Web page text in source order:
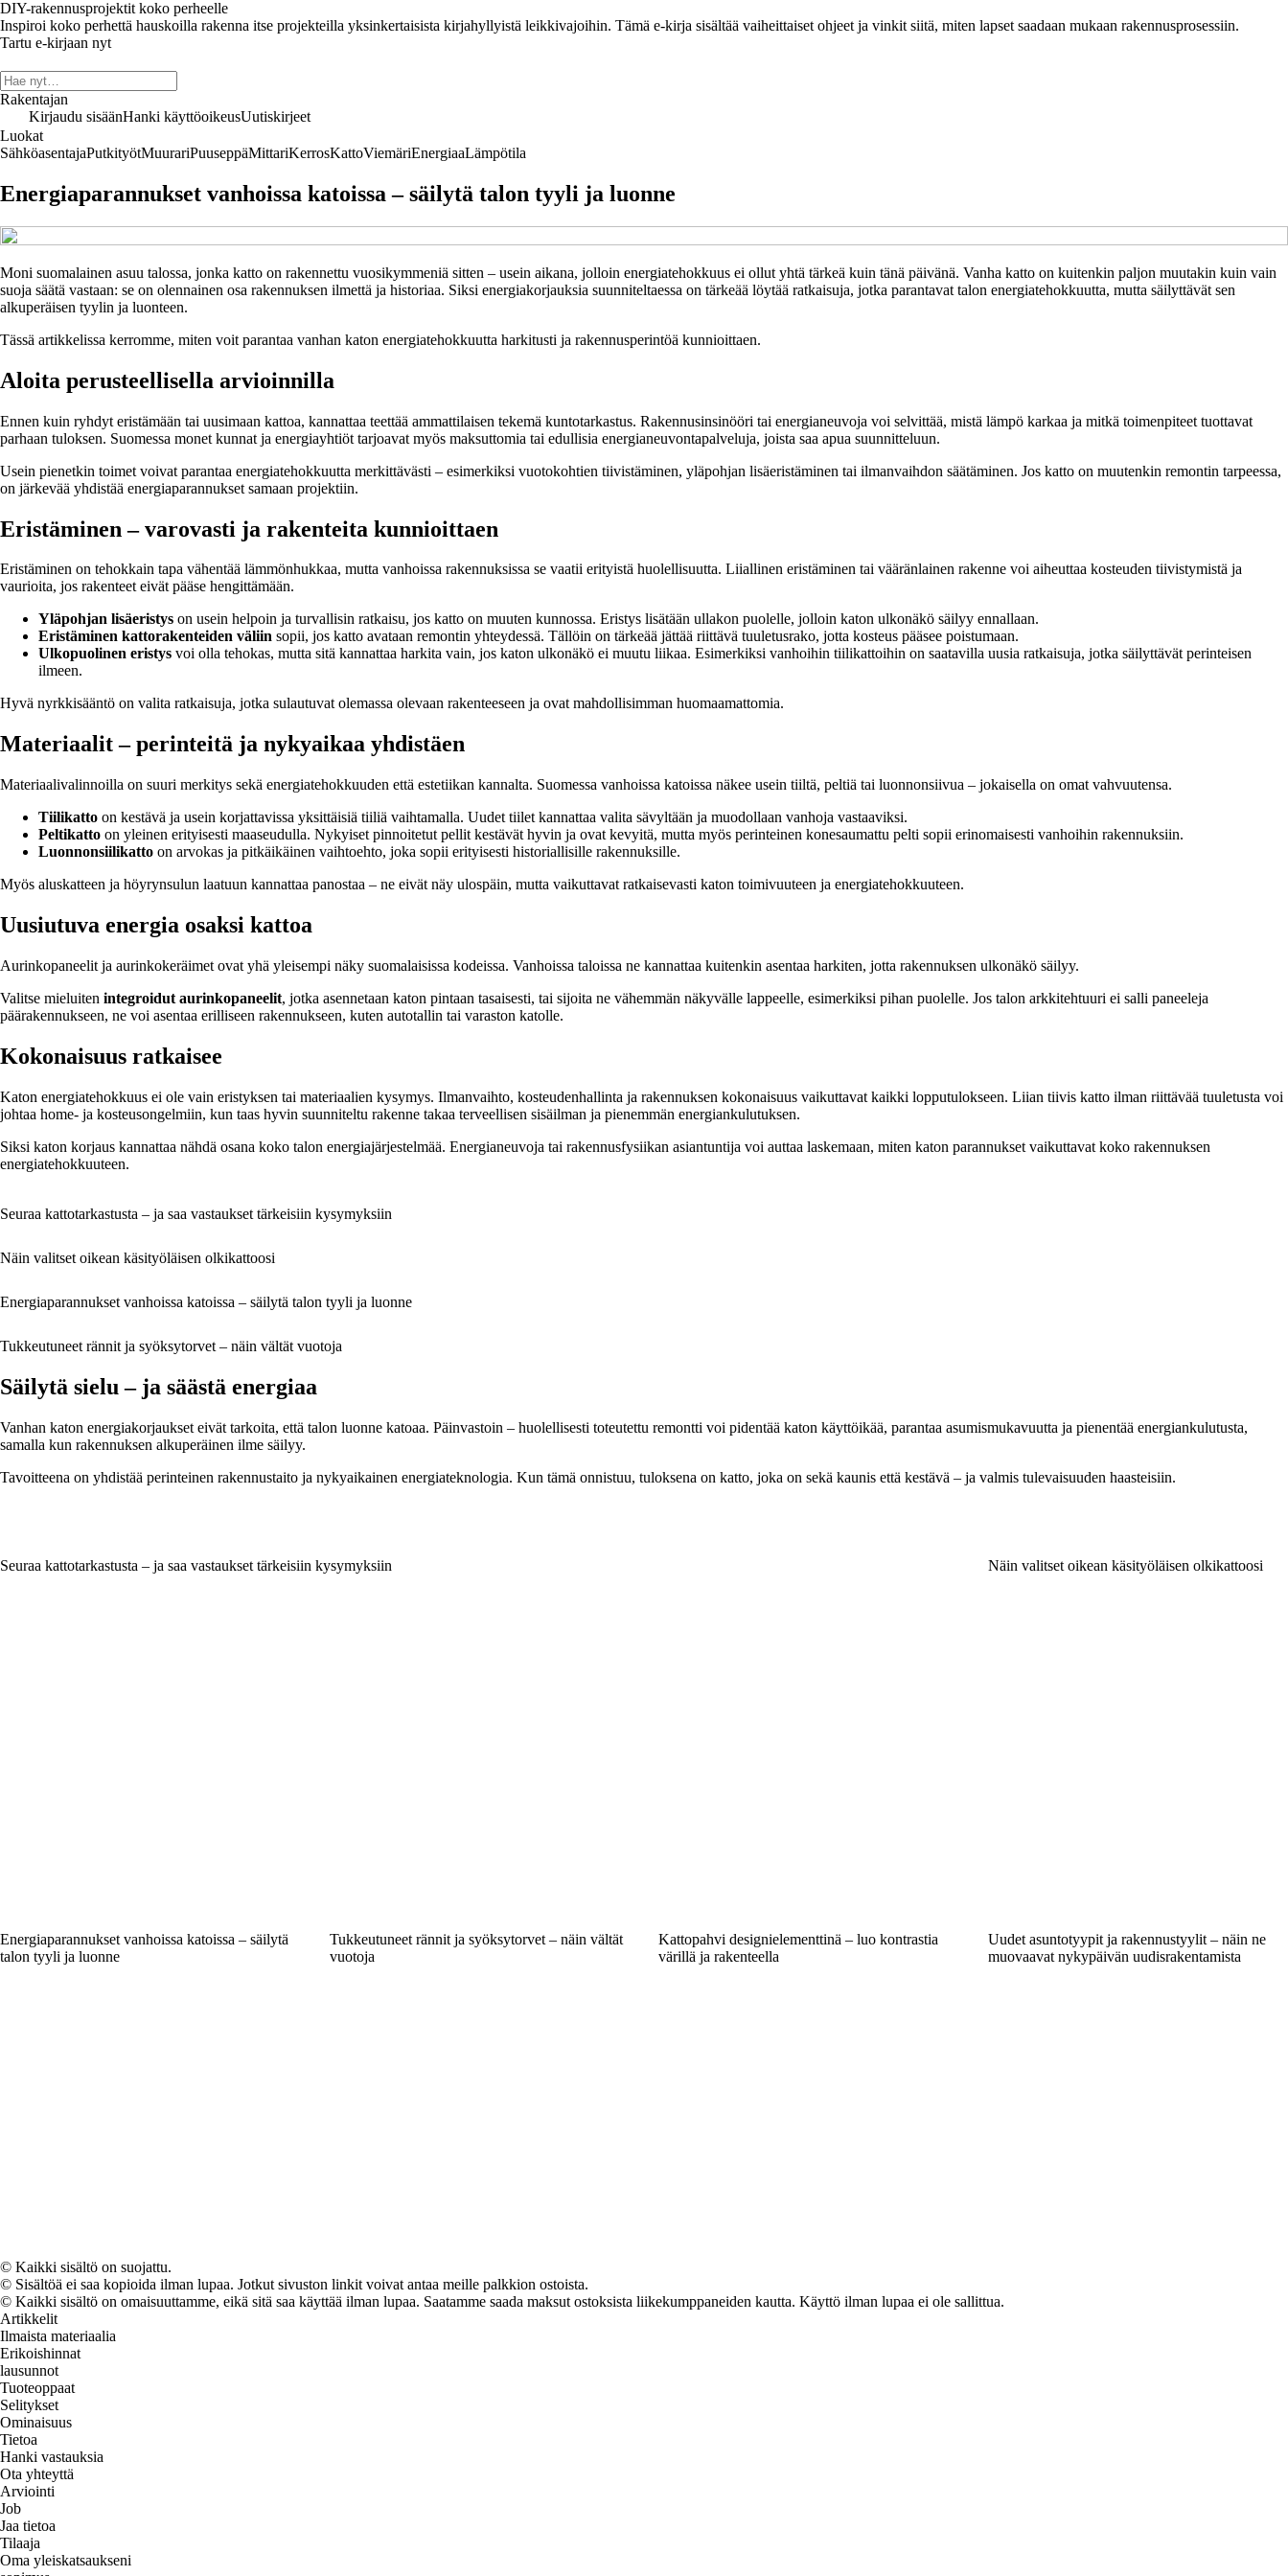
DIY-rakennusprojektit koko perheelle
Inspiroi koko perhettä hauskoilla rakenna itse projekteilla yksinkertaisista kirjahyllyistä leikkivajoihin. Tämä e-kirja sisältää vaiheittaiset ohjeet ja vinkit siitä, miten lapset saadaan mukaan rakennusprosessiin.
Tartu e-kirjaan nyt
Rakentajan
Kirjaudu sisäänHanki käyttöoikeusUutiskirjeet
Luokat
SähköasentajaPutkityötMuurariPuuseppäMittariKerrosKattoViemäriEnergiaaLämpötila
Energiaparannukset vanhoissa katoissa – säilytä talon tyyli ja luonne
Moni suomalainen asuu talossa, jonka katto on rakennettu vuosikymmeniä sitten – usein aikana, jolloin energiatehokkuus ei ollut yhtä tärkeä kuin tänä päivänä. Vanha katto on kuitenkin paljon muutakin kuin vain
suoja säätä vastaan: se on olennainen osa rakennuksen ilmettä ja historiaa. Siksi energiakorjauksia suunniteltaessa on tärkeää löytää ratkaisuja, jotka parantavat talon energiatehokkuutta, mutta säilyttävät sen
alkuperäisen tyylin ja luonteen.
Tässä artikkelissa kerromme, miten voit parantaa vanhan katon energiatehokkuutta harkitusti ja rakennusperintöä kunnioittaen.
Aloita perusteellisella arvioinnilla
Ennen kuin ryhdyt eristämään tai uusimaan kattoa, kannattaa teettää ammattilaisen tekemä kuntotarkastus. Rakennusinsinööri tai energianeuvoja voi selvittää, mistä lämpö karkaa ja mitkä toimenpiteet tuottavat
parhaan tuloksen. Suomessa monet kunnat ja energiayhtiöt tarjoavat myös maksuttomia tai edullisia energianeuvontapalveluja, joista saa apua suunnitteluun.
Usein pienetkin toimet voivat parantaa energiatehokkuutta merkittävästi – esimerkiksi vuotokohtien tiivistäminen, yläpohjan lisäeristäminen tai ilmanvaihdon säätäminen. Jos katto on muutenkin remontin tarpeessa,
on järkevää yhdistää energiaparannukset samaan projektiin.
Eristäminen – varovasti ja rakenteita kunnioittaen
Eristäminen on tehokkain tapa vähentää lämmönhukkaa, mutta vanhoissa rakennuksissa se vaatii erityistä huolellisuutta. Liiallinen eristäminen tai vääränlainen rakenne voi aiheuttaa kosteuden tiivistymistä ja
vaurioita, jos rakenteet eivät pääse hengittämään.
Yläpohjan lisäeristys on usein helpoin ja turvallisin ratkaisu, jos katto on muuten kunnossa. Eristys lisätään ullakon puolelle, jolloin katon ulkonäkö säilyy ennallaan.
Eristäminen kattorakenteiden väliin sopii, jos katto avataan remontin yhteydessä. Tällöin on tärkeää jättää riittävä tuuletusrako, jotta kosteus pääsee poistumaan.
Ulkopuolinen eristys voi olla tehokas, mutta sitä kannattaa harkita vain, jos katon ulkonäkö ei muutu liikaa. Esimerkiksi vanhoihin tiilikattoihin on saatavilla uusia ratkaisuja, jotka säilyttävät perinteisen
ilmeen.
Hyvä nyrkkisääntö on valita ratkaisuja, jotka sulautuvat olemassa olevaan rakenteeseen ja ovat mahdollisimman huomaamattomia.
Materiaalit – perinteitä ja nykyaikaa yhdistäen
Materiaalivalinnoilla on suuri merkitys sekä energiatehokkuuden että estetiikan kannalta. Suomessa vanhoissa katoissa näkee usein tiiltä, peltiä tai luonnonsiivua – jokaisella on omat vahvuutensa.
Tiilikatto on kestävä ja usein korjattavissa yksittäisiä tiiliä vaihtamalla. Uudet tiilet kannattaa valita sävyltään ja muodollaan vanhoja vastaaviksi.
Peltikatto on yleinen erityisesti maaseudulla. Nykyiset pinnoitetut pellit kestävät hyvin ja ovat kevyitä, mutta myös perinteinen konesaumattu pelti sopii erinomaisesti vanhoihin rakennuksiin.
Luonnonsiilikatto on arvokas ja pitkäikäinen vaihtoehto, joka sopii erityisesti historiallisille rakennuksille.
Myös aluskatteen ja höyrynsulun laatuun kannattaa panostaa – ne eivät näy ulospäin, mutta vaikuttavat ratkaisevasti katon toimivuuteen ja energiatehokkuuteen.
Uusiutuva energia osaksi kattoa
Aurinkopaneelit ja aurinkokeräimet ovat yhä yleisempi näky suomalaisissa kodeissa. Vanhoissa taloissa ne kannattaa kuitenkin asentaa harkiten, jotta rakennuksen ulkonäkö säilyy.
Valitse mieluiten integroidut aurinkopaneelit, jotka asennetaan katon pintaan tasaisesti, tai sijoita ne vähemmän näkyvälle lappeelle, esimerkiksi pihan puolelle. Jos talon arkkitehtuuri ei salli paneeleja
päärakennukseen, ne voi asentaa erilliseen rakennukseen, kuten autotallin tai varaston katolle.
Kokonaisuus ratkaisee
Katon energiatehokkuus ei ole vain eristyksen tai materiaalien kysymys. Ilmanvaihto, kosteudenhallinta ja rakennuksen kokonaisuus vaikuttavat kaikki lopputulokseen. Liian tiivis katto ilman riittävää tuuletusta voi
johtaa home- ja kosteusongelmiin, kun taas hyvin suunniteltu rakenne takaa terveellisen sisäilman ja pienemmän energiankulutuksen.
Siksi katon korjaus kannattaa nähdä osana koko talon energiajärjestelmää. Energianeuvoja tai rakennusfysiikan asiantuntija voi auttaa laskemaan, miten katon parannukset vaikuttavat koko rakennuksen
energiatehokkuuteen.
Seuraa kattotarkastusta – ja saa vastaukset tärkeisiin kysymyksiin
Näin valitset oikean käsityöläisen olkikattoosi
Energiaparannukset vanhoissa katoissa – säilytä talon tyyli ja luonne
Tukkeutuneet rännit ja syöksytorvet – näin vältät vuotoja
Säilytä sielu – ja säästä energiaa
Vanhan katon energiakorjaukset eivät tarkoita, että talon luonne katoaa. Päinvastoin – huolellisesti toteutettu remontti voi pidentää katon käyttöikää, parantaa asumismukavuutta ja pienentää energiankulutusta,
samalla kun rakennuksen alkuperäinen ilme säilyy.
Tavoitteena on yhdistää perinteinen rakennustaito ja nykyaikainen energiateknologia. Kun tämä onnistuu, tuloksena on katto, joka on sekä kaunis että kestävä – ja valmis tulevaisuuden haasteisiin.
Seuraa kattotarkastusta – ja saa vastaukset tärkeisiin kysymyksiin Näin valitset oikean käsityöläisen olkikattoosi
Energiaparannukset vanhoissa katoissa – säilytä
talon tyyli ja luonne
Tukkeutuneet rännit ja syöksytorvet – näin vältät
vuotoja
Kattopahvi designielementtinä – luo kontrastia
värillä ja rakenteella
Uudet asuntotyypit ja rakennustyylit – näin ne
muovaavat nykypäivän uudisrakentamista
© Kaikki sisältö on suojattu.
© Sisältöä ei saa kopioida ilman lupaa. Jotkut sivuston linkit voivat antaa meille palkkion ostoista.
© Kaikki sisältö on omaisuuttamme, eikä sitä saa käyttää ilman lupaa. Saatamme saada maksut ostoksista liikekumppaneiden kautta. Käyttö ilman lupaa ei ole sallittua.
Artikkelit
Ilmaista materiaalia
Erikoishinnat
lausunnot
Tuoteoppaat
Selitykset
Ominaisuus
Tietoa
Hanki vastauksia
Ota yhteyttä
Arviointi
Job
Jaa tietoa
Tilaaja
Oma yleiskatsaukseni